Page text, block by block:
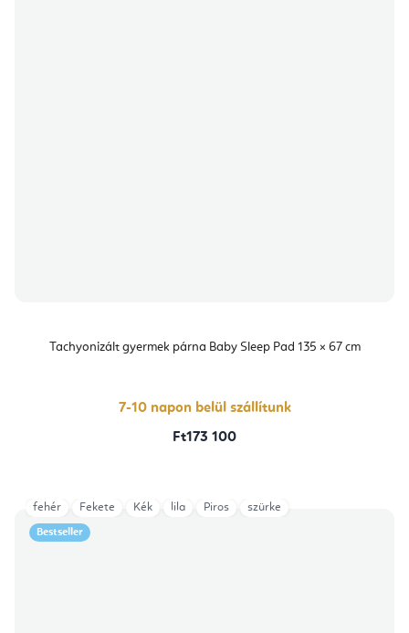
Tachyonizált gyermek párna Baby Sleep Pad 135 × 67 cm
7-10 napon belül szállítunk
Ft173 100
Bestseller
fehér Fekete Kék lila Piros szürke